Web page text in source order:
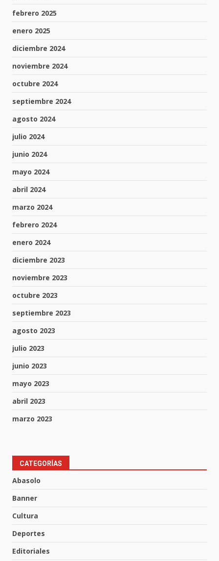
febrero 2025
enero 2025
diciembre 2024
noviembre 2024
octubre 2024
septiembre 2024
agosto 2024
julio 2024
junio 2024
mayo 2024
abril 2024
marzo 2024
febrero 2024
enero 2024
diciembre 2023
noviembre 2023
octubre 2023
septiembre 2023
agosto 2023
julio 2023
junio 2023
mayo 2023
abril 2023
marzo 2023
CATEGORÍAS
Abasolo
Banner
Cultura
Deportes
Editoriales
3
Muere peatón arrollado por